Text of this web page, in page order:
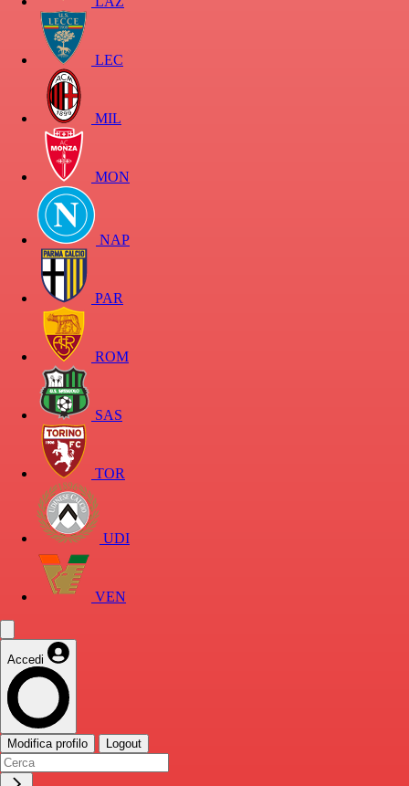
LEC
MIL
MON
NAP
PAR
ROM
SAS
TOR
UDI
VEN
Accedi
Modifica profilo Logout